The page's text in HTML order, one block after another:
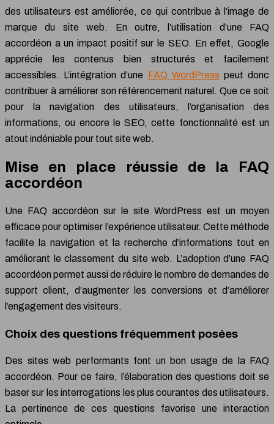
des utilisateurs est améliorée, ce qui contribue à l’image de
marque du site web. En outre, l’utilisation d’une FAQ
accordéon a un impact positif sur le SEO. En effet, Google
apprécie les contenus bien structurés et facilement
accessibles. L’intégration d’une FAQ WordPress peut donc
contribuer à améliorer son référencement naturel. Que ce soit
pour la navigation des utilisateurs, l’organisation des
informations, ou encore le SEO, cette fonctionnalité est un
atout indéniable pour tout site web.
Mise en place réussie de la FAQ
accordéon
Une FAQ accordéon sur le site WordPress est un moyen
efficace pour optimiser l’expérience utilisateur. Cette méthode
facilite la navigation et la recherche d’informations tout en
améliorant le classement du site web. L’adoption d’une FAQ
accordéon permet aussi de réduire le nombre de demandes de
support client, d’augmenter les conversions et d’améliorer
l’engagement des visiteurs.
Choix des questions fréquemment posées
Des sites web performants font un bon usage de la FAQ
accordéon. Pour ce faire, l’élaboration des questions doit se
baser sur les interrogations les plus courantes des utilisateurs.
La pertinence de ces questions favorise une interaction